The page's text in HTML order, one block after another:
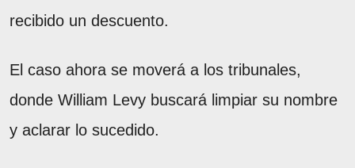
recibido un descuento.
El caso ahora se moverá a los tribunales,
donde William Levy buscará limpiar su nombre
y aclarar lo sucedido.